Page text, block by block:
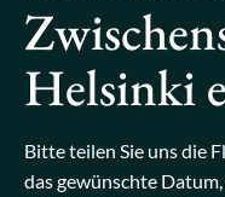
Helsinki
Bitte teilen Sie uns die
das gewünschte Datum,